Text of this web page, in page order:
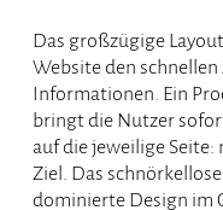
Das großzügige
Website den
Informationen. Ein
bringt die Nutzer
auf die jeweilige
Ziel. Das
dominierte Design im